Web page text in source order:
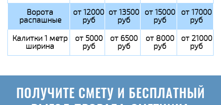
Ворота
распашные
от 12000
руб
от 13500
руб
от 15000
руб
от 17000
руб
Калитки 1 метр
ширина
от 5000
руб
от 6500
руб
от 8000
руб
от 21000
руб
ПОЛУЧИТЕ СМЕТУ И БЕСПЛАТНЫЙ